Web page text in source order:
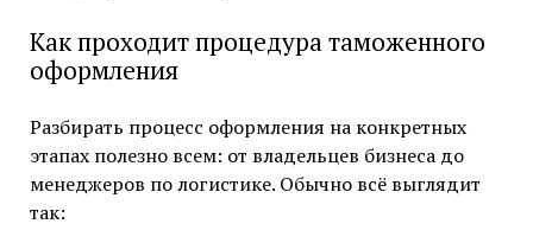
Как проходит процедура таможенного
оформления
Разбирать процесс оформления на конкретных
этапах полезно всем: от владельцев бизнеса до
менеджеров по логистике. Обычно всё выглядит
так: